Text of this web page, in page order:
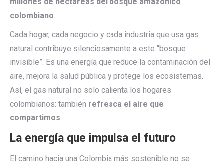
colombiano.
Cada hogar, cada negocio y cada industria que usa gas
natural contribuye silenciosamente a este “bosque
invisible”. Es una energía que reduce la contaminación del
aire, mejora la salud pública y protege los ecosistemas.
Así, el gas natural no solo calienta los hogares
colombianos: también refresca el aire que
compartimos.
La energía que impulsa el futuro
El camino hacia una Colombia más sostenible no se